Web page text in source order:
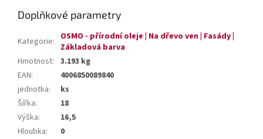
Doplňkové parametry
Kategorie: OSMO - přírodní oleje | Na dřevo ven | Fasády |
Základová barva
Hmotnost: 3.193 kg
EAN:
4006850089840
jednotka:
ks
Šířka:
18
Výška:
16,5
Hloubka:
0